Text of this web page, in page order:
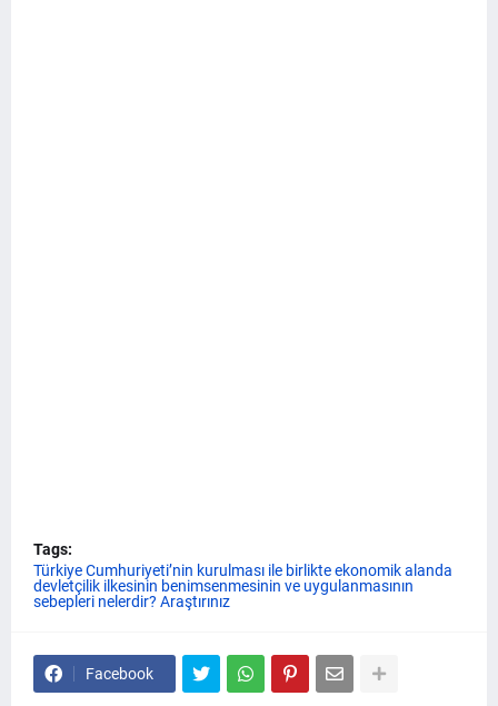
Tags:
Türkiye Cumhuriyeti’nin kurulması ile birlikte ekonomik alanda
devletçilik ilkesinin benimsenmesinin ve uygulanmasının
sebepleri nelerdir? Araştırınız
Facebook